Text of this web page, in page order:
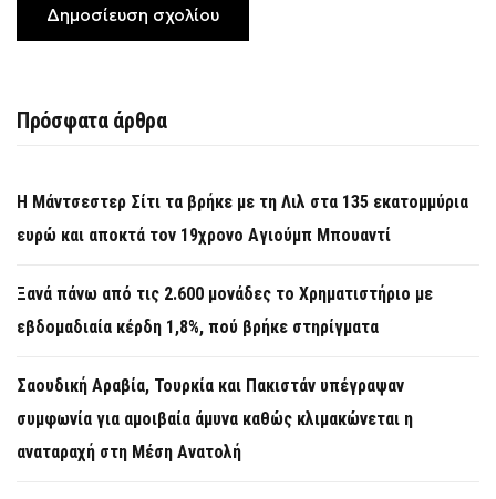
Πρόσφατα άρθρα
Η Μάντσεστερ Σίτι τα βρήκε με τη Λιλ στα 135 εκατομμύρια
ευρώ και αποκτά τον 19χρονο Αγιούμπ Μπουαντί
Ξανά πάνω από τις 2.600 μονάδες το Χρηματιστήριο με
εβδομαδιαία κέρδη 1,8%, πού βρήκε στηρίγματα
Σαουδική Αραβία, Τουρκία και Πακιστάν υπέγραψαν
συμφωνία για αμοιβαία άμυνα καθώς κλιμακώνεται η
αναταραχή στη Μέση Ανατολή